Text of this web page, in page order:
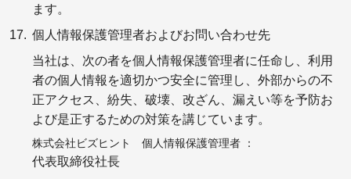
ます。
個人情報保護管理者およびお問い合わせ先
当社は、次の者を個人情報保護管理者に任命し、利用
者の個人情報を適切かつ安全に管理し、外部からの不
正アクセス、紛失、破壊、改ざん、漏えい等を予防お
よび是正するための対策を講じています。
株式会社ビズヒント 個人情報保護管理者
代表取締役社長